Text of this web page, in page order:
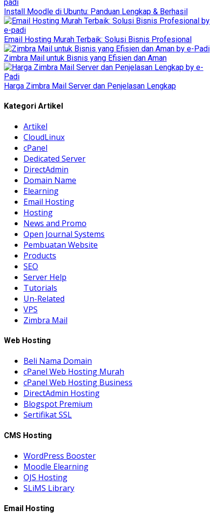
Install Moodle di Ubuntu: Panduan Lengkap & Berhasil
Email Hosting Murah Terbaik: Solusi Bisnis Profesional
Zimbra Mail untuk Bisnis yang Efisien dan Aman
Harga Zimbra Mail Server dan Penjelasan Lengkap
Kategori Artikel
Artikel
CloudLinux
cPanel
Dedicated Server
DirectAdmin
Domain Name
Elearning
Email Hosting
Hosting
News and Promo
Open Journal Systems
Pembuatan Website
Products
SEO
Server Help
Tutorials
Un-Related
VPS
Zimbra Mail
Web Hosting
Beli Nama Domain
cPanel Web Hosting Murah
cPanel Web Hosting Business
DirectAdmin Hosting
Blogspot Premium
Sertifikat SSL
CMS Hosting
WordPress Booster
Moodle Elearning
OJS Hosting
SLiMS Library
Email Hosting